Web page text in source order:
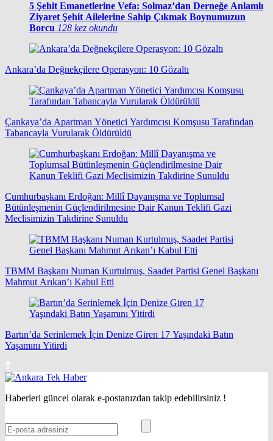
5 Şehit Emanetlerine Vefa: Solmaz’dan Derneğe Anlamlı
Ziyaret Şehit Ailelerine Sahip Çıkmak Boynumuzun
Borcu 128 kez okundu
Ankara’da Değnekçilere Operasyon: 10 Gözaltı
Çankaya’da Apartman Yönetici Yardımcısı Komşusu Tarafından
Tabancayla Vurularak Öldürüldü
Cumhurbaşkanı Erdoğan: Millî Dayanışma ve Toplumsal
Bütünleşmenin Güçlendirilmesine Dair Kanun Teklifi Gazi
Meclisimizin Takdirine Sunuldu
TBMM Başkanı Numan Kurtulmuş, Saadet Partisi Genel Başkanı
Mahmut Arıkan’ı Kabul Etti
Bartın’da Serinlemek İçin Denize Giren 17 Yaşındaki Batın
Yaşamını Yitirdi
Haberleri güncel olarak e-postanızdan takip edebilirsiniz !